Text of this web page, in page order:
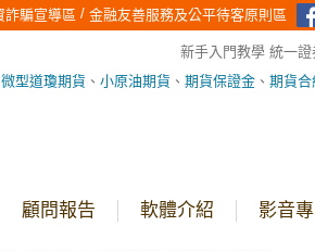
詐騙宣導區 / 金融友善服務及公平待客原則區
新手入門教學 統一證
微型道瓊期貨 、 小原油期貨 、 期貨保證金 、 期貨合
顧問報告 軟體介紹 影音